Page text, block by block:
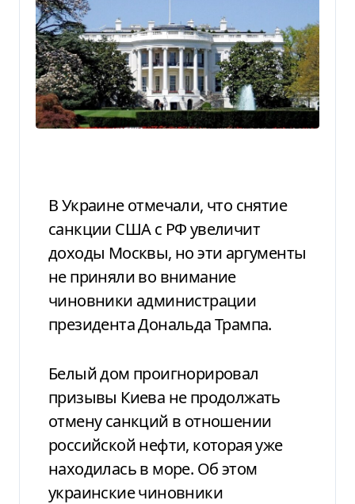
В Украине отмечали, что снятие
санкции США с РФ увеличит
доходы Москвы, но эти аргументы
не приняли во внимание
чиновники администрации
президента Дональда Трампа.
Белый дом проигнорировал
призывы Киева не продолжать
отмену санкций в отношении
российской нефти, которая уже
находилась в море. Об этом
украинские чиновники